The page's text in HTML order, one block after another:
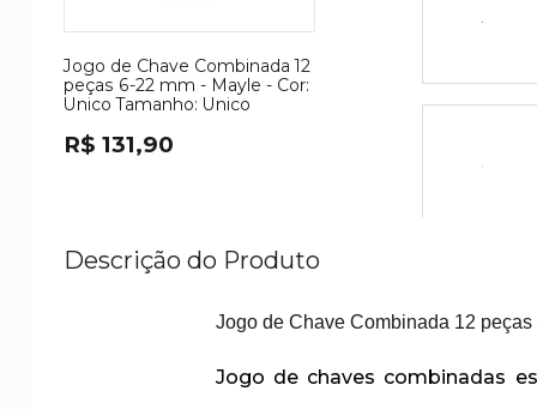
Jogo de Chave Combinada 12
peças 6-22 mm - Mayle - Cor:
Unico Tamanho: Unico
R$ 131,90
Descrição do Produto
Jogo de Chave Combinada 12 peças
Jogo de chaves combinadas